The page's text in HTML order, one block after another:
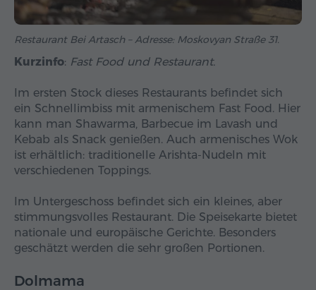
Restaurant Bei Artasch – Adresse: Moskovyan Straße 31.
Kurzinfo: Fast Food und Restaurant.
Im ersten Stock dieses Restaurants befindet sich
ein Schnellimbiss mit armenischem Fast Food. Hier
kann man Shawarma, Barbecue im Lavash und
Kebab als Snack genießen. Auch armenisches Wok
ist erhältlich: traditionelle Arishta-Nudeln mit
verschiedenen Toppings.
Im Untergeschoss befindet sich ein kleines, aber
stimmungsvolles Restaurant. Die Speisekarte bietet
nationale und europäische Gerichte. Besonders
geschätzt werden die sehr großen Portionen.
Dolmama